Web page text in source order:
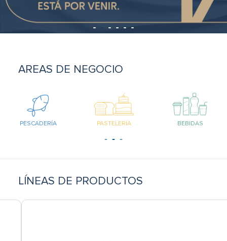
AREAS DE NEGOCIO
PASTELERÍA BEBIDAS
LÍNEAS DE PRODUCTOS